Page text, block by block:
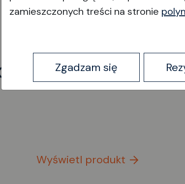
8300.25G12 –
operacyjny VGPC
do aparatu EVA
Wyświetl produkt
zamieszczonych treści na stronie
Zgadzam się